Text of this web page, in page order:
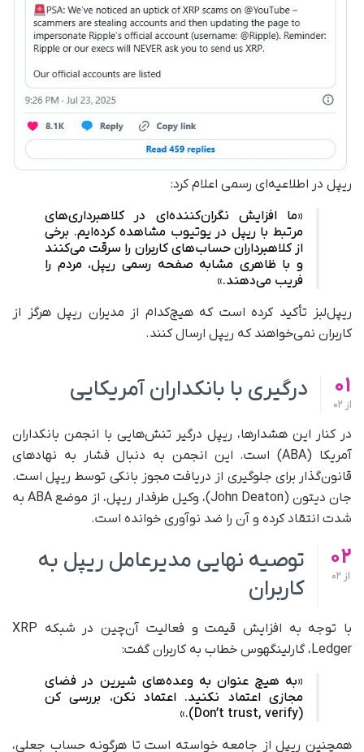
ریپل در اطلاعیه‌ای رسمی اعلام کرد:
«ما افزایش نگران‌کننده‌ای در کلاهبرداری‌های
مرتبط با ریپل در یوتیوب مشاهده کرده‌ایم. برخی
از کلاهبرداران حساب‌های کاربران را سرقت می‌کنند
و با ظاهری مشابه صفحه رسمی ریپل، مردم را
فریب می‌دهند.»
ریپل‌لبز تأکید کرده است که هیچ‌کدام از مدیران ریپل هرگز از
کاربران نمی‌خواهند که ریپل ارسال کنند.
01
از
درگیری با بانکداران آمریکایی
در کنار این هشدارها، ریپل درگیر تنش‌هایی با انجمن بانکداران
آمریکا (ABA) است. این انجمن به دنبال فشار به نهادهای
قانون‌گذار برای جلوگیری از دریافت مجوز بانکی توسط ریپل است.
جان دیتون (John Deaton)، وکیل طرفدار ریپل، از موضع ABA به‌
شدت انتقاد کرده و آن را ضد نوآوری خوانده است.
02
از
توصیه نهایی مدیرعامل ریپل به
کاربران
با توجه به افزایش قیمت و فعالیت آن‌چین در شبکه XRP
Ledger، گارلینگهوس خطاب به کاربران گفت:
«به هیچ عنوان به وعده‌های شیرین در فضای
مجازی اعتماد نکنید. اعتماد نکن، بررسی کن
(Don’t trust, verify).»
همچنین ریپل از جامعه خواسته است تا هرگونه حساب جعلی،